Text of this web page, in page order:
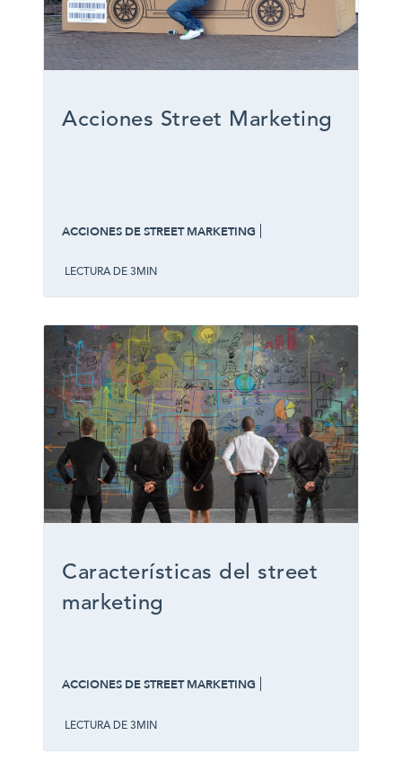
Acciones Street Marketing
ACCIONES DE STREET MARKETING
LECTURA DE 3MIN
Características del street
marketing
ACCIONES DE STREET MARKETING
LECTURA DE 3MIN